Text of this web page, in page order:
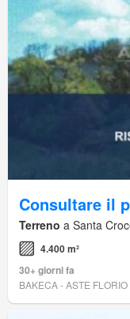
Consultare il
Terreno a Santa
4.400 m²
30+ giorni fa
BAKECA - ASTE FLORIO